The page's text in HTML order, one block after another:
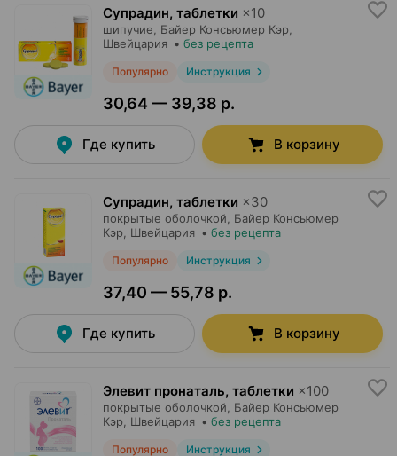
Супрадин, таблетки ×10
шипучие, Байер Консьюмер Кэр,
Швейцария • без рецепта
Популярно Инструкция
30,64 — 39,38 р.
Где купить В корзину
Супрадин, таблетки ×30
покрытые оболочкой, Байер Консьюмер
Кэр, Швейцария • без рецепта
Популярно Инструкция
37,40 — 55,78 р.
Где купить В корзину
Элевит пронаталь, таблетки ×100
покрытые оболочкой, Байер Консьюмер
Кэр, Швейцария • без рецепта
Популярно Инструкция